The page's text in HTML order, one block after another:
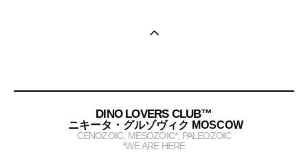
DINO LOVERS CLUB™
ニキータ・グルゾヴィク MOSCOW
CENOZOIC, MESOZOIC*, PALEOZOIC
*WE ARE HERE